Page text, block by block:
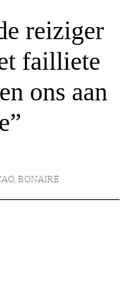
reiziger
failliete
ons aan
, BONAIRE